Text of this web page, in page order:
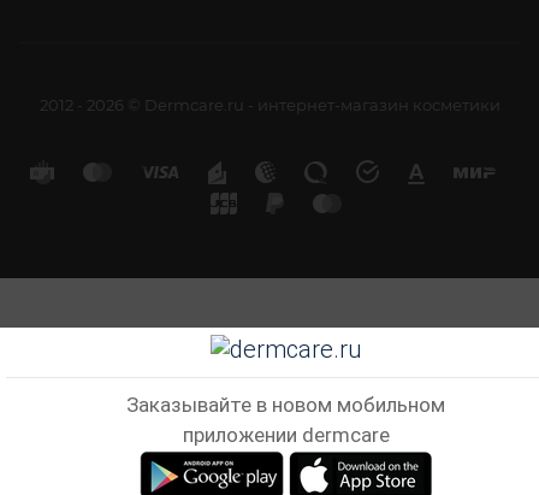
2012 - 2026 © Dermcare.ru - интернет-магазин косметики
Заказывайте в новом мобильном
приложении dermcare